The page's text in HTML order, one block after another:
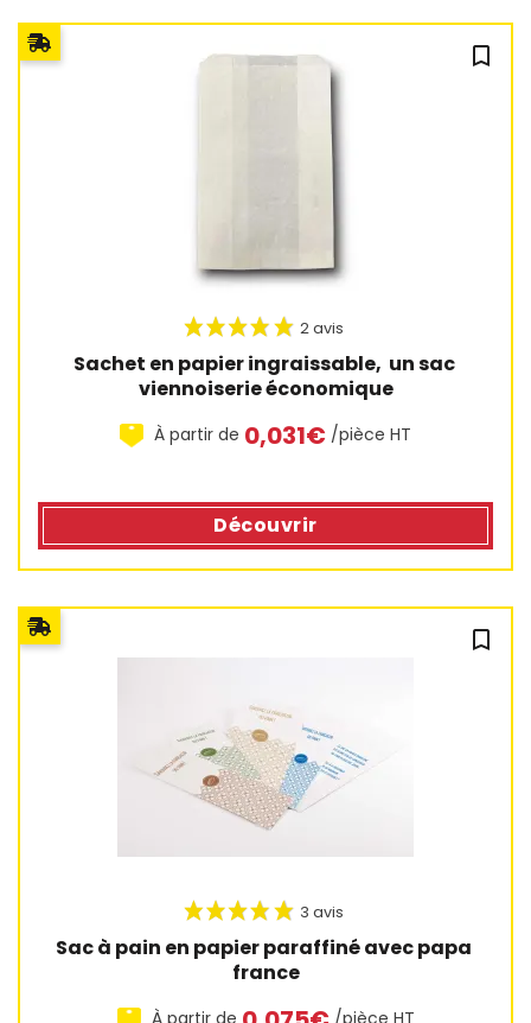
bookmark_outline
Sachet en papier ingraissable,  un sac
viennoiserie économique
À partir de 0,031€ /pièce HT
Découvrir
bookmark_outline
Sac à pain en papier paraffiné avec papa
france
À partir de /pièce HT